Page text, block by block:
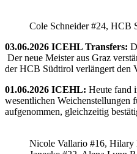
Cole Schneider #24, HCB
03.06.2026 ICEHL Transfers:
Der neue Meister aus Graz
der HCB Südtirol verlängert den
01.06.2026 ICEHL: Heute fand
wesentlichen
aufgenommen, gleichzeitig
Nicole Vallario #16, Hilary